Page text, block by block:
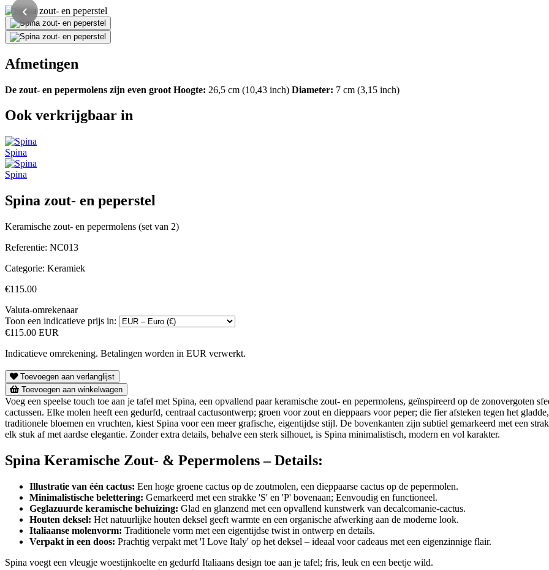
‹
Afmetingen
De zout- en pepermolens zijn even groot Hoogte: 26,5 cm (10,43 inch) Diameter: 7 cm (3,15 inch)
Ook verkrijgbaar in
Spina
Spina
Spina zout- en peperstel
Keramische zout- en pepermolens (set van 2)
Referentie: NC013
Categorie: Keramiek
€115.00
Valuta-omrekenaar
Toon een indicatieve prijs in:
€115.00 EUR
Indicatieve omrekening. Betalingen worden in EUR verwerkt.
Toevoegen aan verlanglijst
Toevoegen aan winkelwagen
Voeg een speelse touch toe aan je tafel met Spina, een opvallend paar keramische zout- en pepermolens, geïnspireerd op de zonovergoten
cactussen. Elke molen heeft een gedurfd, centraal cactusontwerp; groen voor zout en dieppaars voor peper; die fier afsteken tegen het
traditionele bloemen en vruchten, kiest Spina voor een meer grafische, eigentijdse stijl. De bovenkanten zijn subtiel gemarkeerd met een
elk stuk af met aardse elegantie. Zonder extra details, behalve een sterk silhouet, is Spina minimalistisch, modern en vol karakter.
Spina Keramische Zout- & Pepermolens – Details:
Illustratie van één cactus: Een hoge groene cactus op de zoutmolen, een dieppaarse cactus op de pepermolen.
Minimalistische belettering: Gemarkeerd met een strakke 'S' en 'P' bovenaan; Eenvoudig en functioneel.
Geglazuurde keramische behuizing: Glad en glanzend met een opvallend kunstwerk van decalcomanie-cactus.
Houten deksel: Het natuurlijke houten deksel geeft warmte en een organische afwerking aan de moderne look.
Italiaanse molenvorm: Traditionele vorm met een eigentijdse twist in ontwerp en details.
Verpakt in een doos: Prachtig verpakt met 'I Love Italy' op het deksel – ideaal voor cadeaus met een eigenzinnige flair.
Spina voegt een vleugje woestijnkoelte en gedurfd Italiaans design toe aan je tafel; fris, leuk en een beetje wild.